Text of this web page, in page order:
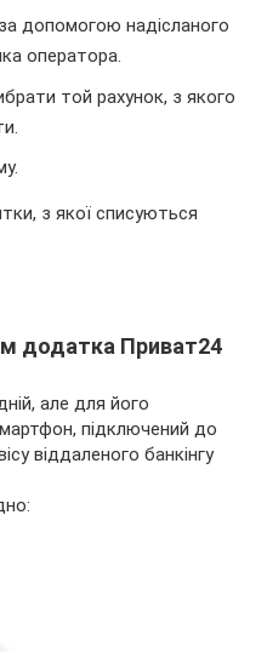
допомогою надісланого
оператора.
той рахунок, з якого
з якої списуються
додатка Приват24
але для його
підключений до
віддаленого банкінгу